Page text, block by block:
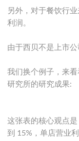
另外，对于餐饮行
利润。
由于西贝不是上市
我们换个例子，来
研究所的研究成果:
这张表的核心观点
到 15%，单店营业